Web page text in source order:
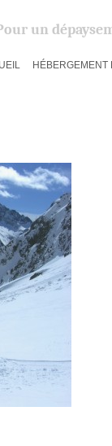
un
HÉBERGEMENT